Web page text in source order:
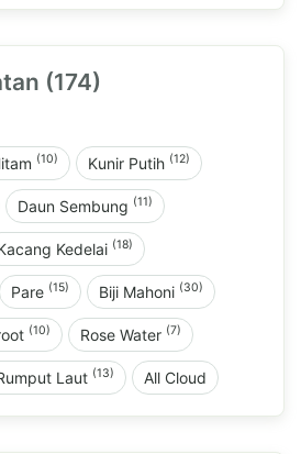
(174)
(10) Kunir Putih (12)
Daun Sembung (11)
Kedelai (18)
Pare (15) Biji Mahoni (30)
(10) Rose Water (7)
Laut (13) All Cloud